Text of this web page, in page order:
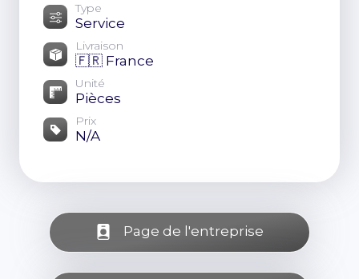
Type
Service
Livraison
🇫🇷 France
Unité
Pièces
Prix
N/A
Page de l'entreprise